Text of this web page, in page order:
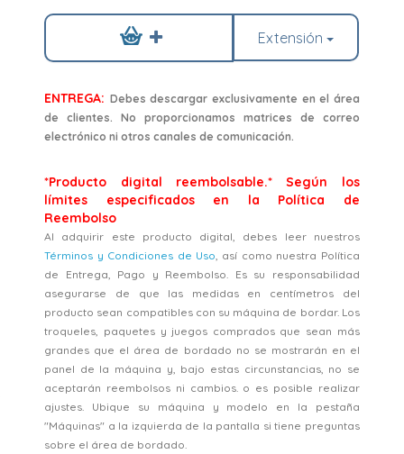
Extensión
ENTREGA: Debes descargar exclusivamente en el área
de clientes. No proporcionamos matrices de correo
electrónico ni otros canales de comunicación.
*Producto digital reembolsable.* Según los
límites especificados en la Política de
Reembolso
Al adquirir este producto digital, debes leer nuestros
Términos y Condiciones de Uso, así como nuestra Política
de Entrega, Pago y Reembolso. Es su responsabilidad
asegurarse de que las medidas en centímetros del
producto sean compatibles con su máquina de bordar. Los
troqueles, paquetes y juegos comprados que sean más
grandes que el área de bordado no se mostrarán en el
panel de la máquina y, bajo estas circunstancias, no se
aceptarán reembolsos ni cambios. o es posible realizar
ajustes. Ubique su máquina y modelo en la pestaña
"Máquinas" a la izquierda de la pantalla si tiene preguntas
sobre el área de bordado.